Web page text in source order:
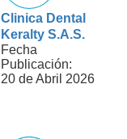
Clinica Dental
Keralty S.A.S.
Fecha
Publicación:
20 de Abril 2026